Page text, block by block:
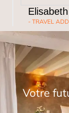
- TRAVEL
Votre